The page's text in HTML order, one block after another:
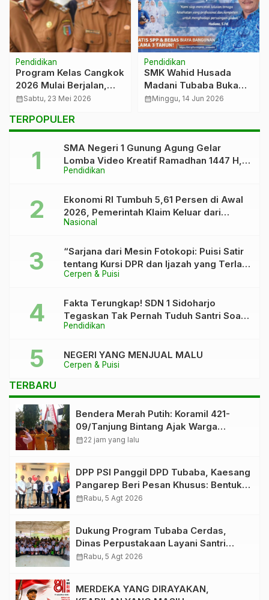
Pendidikan
Program Kelas Cangkok
2026 Mulai Berjalan,
SMAN 1 Gunung Agung
calendar_monthSabtu, 23 Mei 2026
Pendidikan
SMK Wahid Husada
Madani Tubaba Buka
SPMB 2026/2027, Gratis
Kesehatan Profesional
calendar_monthMinggu, 14 Jun 2026
TERPOPULER
Pendidikan
SMA Negeri 1 Gunung Agung Gelar
Lomba Video Kreatif Ramadhan 1447 H,
Asah Bakat dan Pererat Kebersamaan
Nasional
Ekonomi RI Tumbuh 5,61 Persen di Awal
2026, Pemerintah Klaim Keluar dari
“Kutukan” 5 Persen
Cerpen & Puisi
“Sarjana dari Mesin Fotokopi: Puisi Satir
tentang Kursi DPR dan Ijazah yang Terlalu
Rapi”
Pendidikan
Fakta Terungkap! SDN 1 Sidoharjo
Tegaskan Tak Pernah Tuduh Santri Soal
Kaca Pecah
Cerpen & Puisi
NEGERI YANG MENJUAL MALU
TERBARU
Bendera Merah Putih: Koramil 421-
09/Tanjung Bintang Ajak Warga
Kibarkan Bendera, Kobarkan
calendar_month22 jam yang lalu
DPP PSI Panggil DPD Tubaba, Kaesang
Pangarep Beri Pesan Khusus: Bentuk
Struktur Hingga TPS Demi
calendar_monthRabu, 5 Agt 2026
Dukung Program Tubaba Cerdas,
Dinas Perpustakaan Layani Santri
Ponpes Darul Hidayah Al Anshori
calendar_monthRabu, 5 Agt 2026
MERDEKA YANG DIRAYAKAN,